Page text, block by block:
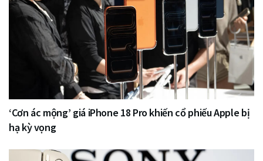
‘Cơn ác mộng’ giá iPhone 18 Pro khiến cổ phiếu Apple bị
hạ kỳ vọng